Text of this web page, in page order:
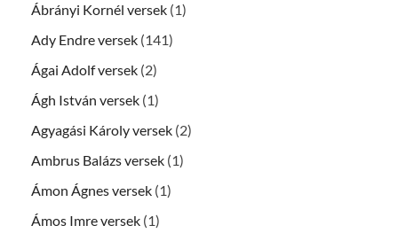
Ábrányi Kornél versek (1)
Ady Endre versek (141)
Ágai Adolf versek (2)
Ágh István versek (1)
Agyagási Károly versek (2)
Ambrus Balázs versek (1)
Ámon Ágnes versek (1)
Ámos Imre versek (1)